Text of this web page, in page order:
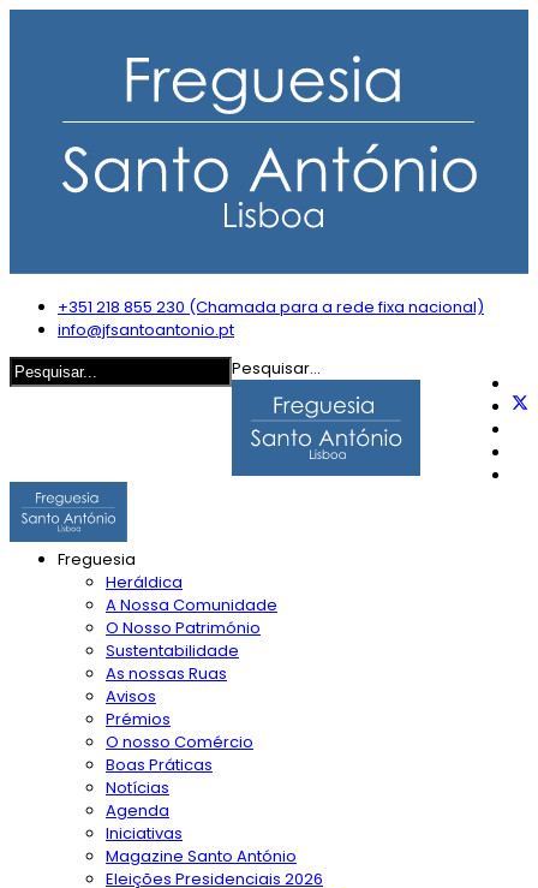
+351 218 855 230 (Chamada para a rede fixa nacional)
info@jfsantoantonio.pt
Pesquisar...
Freguesia
Heráldica
A Nossa Comunidade
O Nosso Património
Sustentabilidade
As nossas Ruas
Avisos
Prémios
O nosso Comércio
Boas Práticas
Notícias
Agenda
Iniciativas
Magazine Santo António
Eleições Presidenciais 2026